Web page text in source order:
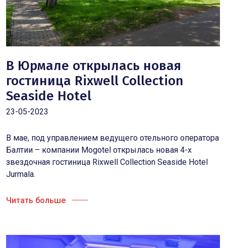
В Юрмале открылась новая
гостиница Rixwell Collection
Seaside Hotel
23-05-2023
В мае, под управлением ведущего отельного оператора
Балтии – компании Mogotel открылась новая 4-х
звездочная гостиница Rixwell Collection Seaside Hotel
Jurmala.
Читать больше